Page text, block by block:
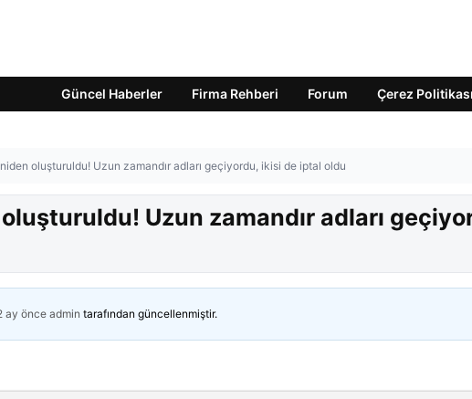
Güncel Haberler Firma Rehberi Forum Çerez Politikası
oluşturuldu! Uzun zamandır adları geçiyordu, ikisi de iptal oldu
Uzun zamandır adları
ay önceadmin tarafından güncellenmiştir.